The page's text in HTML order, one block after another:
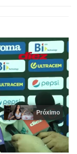
Próximo